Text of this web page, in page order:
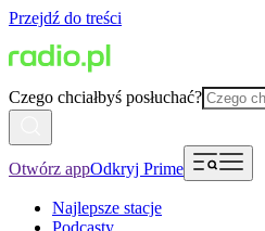
Przejdź do treści
Czego chciałbyś posłuchać?
Otwórz appOdkryj Prime
Najlepsze stacje
Podcasty